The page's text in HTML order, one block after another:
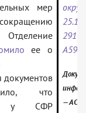
мер
Отделение
ее о
документов
что
у СФР
2918/
А59-
— АС